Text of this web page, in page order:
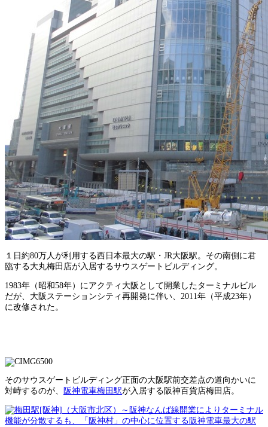
１日約80万人が利用する西日本最大の駅・JR大阪駅。その南側に君
臨する大丸梅田店が入居するサウスゲートビルディング。
1983年（昭和58年）にアクティ大阪として開業したターミナルビル
だが、大阪ステーションシティ再開発に伴い、2011年（平成23年）
に改修された。
そのサウスゲートビルディング正面の大阪駅前交差点の道向かいに
対峙するのが、
阪神電車梅田駅が入居する阪神百貨店梅田店。